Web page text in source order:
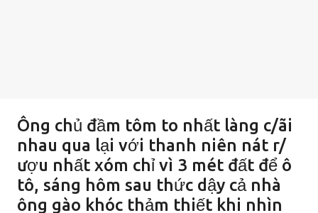
Ông chủ đầm tôm to nhất làng c/ãi
nhau qua lại với thanh niên nát r/
ượu nhất xóm chỉ vì 3 mét đất để ô
tô, sáng hôm sau thức dậy cả nhà
ông gào khóc thảm thiết khi nhìn